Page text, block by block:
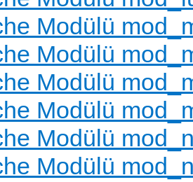
Modülü
Modülü
Modülü
Modülü
Modülü
Modülü